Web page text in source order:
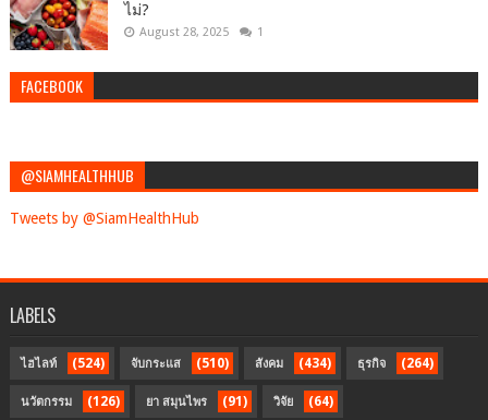
ไม่?
August 28, 2025 1
FACEBOOK
@SIAMHEALTHHUB
Tweets by @SiamHealthHub
LABELS
ไฮไลท์ (524) จับกระแส (510) สังคม (434) ธุรกิจ (264)
นวัตกรรม (126) ยา สมุนไพร (91) วิจัย (64)